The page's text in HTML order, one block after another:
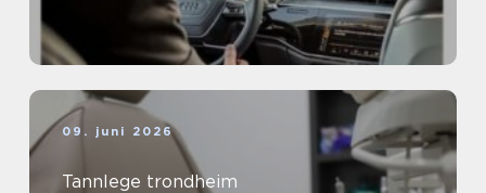
09. juni 2026
Tannlege trondheim